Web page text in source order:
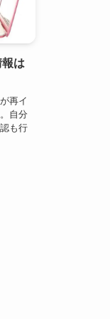
は
再イ
自分
も行